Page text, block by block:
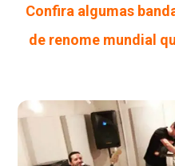
Confira algumas
de renome mundial